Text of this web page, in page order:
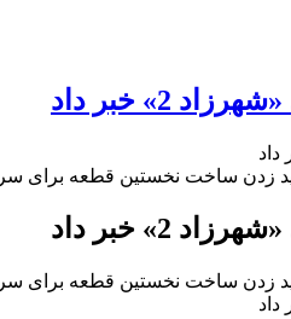
خبر داد
نخستین قطعه برای سریال
خبر داد
نخستین قطعه برای سریال